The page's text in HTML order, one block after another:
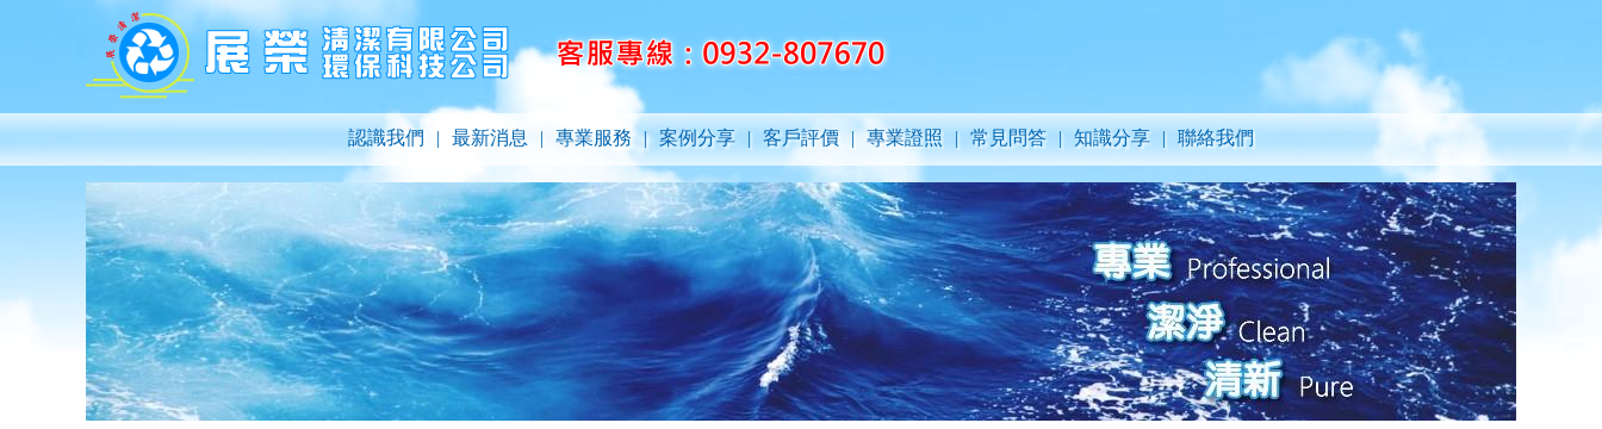
認識我們 | 最新消息 | 專業服務 | 案例分享 | 客戶評價 | 專業證照 | 常見問答 | 知識分享 | 聯絡我們